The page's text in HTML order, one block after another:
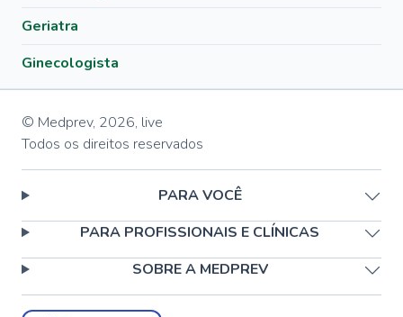
Geriatra
Ginecologista
© Medprev, 2026, live
Todos os direitos reservados
PARA VOCÊ
PARA PROFISSIONAIS E CLÍNICAS
SOBRE A MEDPREV